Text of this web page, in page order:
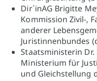
Dir`inAG Brigitte
Kommission Zivil-,
anderer
Juristinnenbundes
Staatsministerin Dr.
Ministerium für
und Gleichstellung